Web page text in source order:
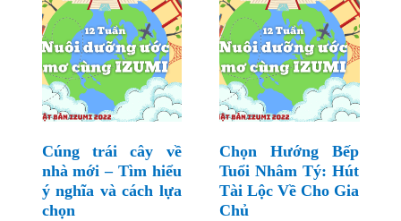
Cúng trái cây về
nhà mới – Tìm hiểu
ý nghĩa và cách lựa
chọn
Chọn Hướng Bếp
Tuổi Nhâm Tý: Hút
Tài Lộc Về Cho Gia
Chủ